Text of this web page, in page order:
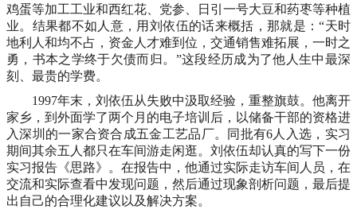
鸡蛋等加工工业和西红花、党参、日引一号大豆和药枣等种植
业。结果都不如人意，用刘依伍的话来概括，那就是：“天时
地利人和均不占，资金人才难到位，交通销售难拓展，一时之
勇，书本之学终于欠债而归。”这段经历成为了他人生中最深
刻、最贵的学费。
1997年末，刘依伍从失败中汲取经验，重整旗鼓。他离开
家乡，到外面学了两个月的电子培训后，以储备干部的资格进
入深圳的一家合资合成五金工艺品厂。同批有6人入选，实习
期间其余五人都只在车间游走闲逛。刘依伍却认真的写下一份
实习报告《思路》。在报告中，他通过实际走访车间人员，在
交流和实际查看中发现问题，然后通过现象剖析问题，最后提
出自己的合理化建议以及解决方案。